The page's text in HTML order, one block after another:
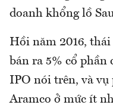
doanh khổng lồ
Hồi năm 2016,
bán ra 5% cổ phần
IPO nói trên, và vụ
Aramco ở mức ít